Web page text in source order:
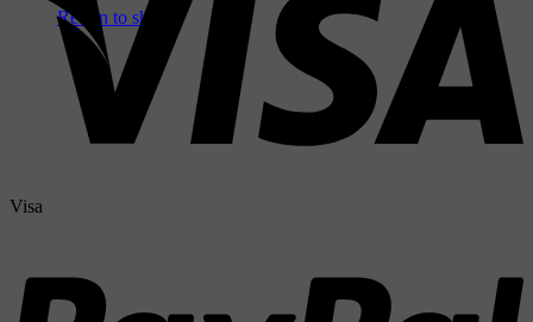
Return to shop
Visa